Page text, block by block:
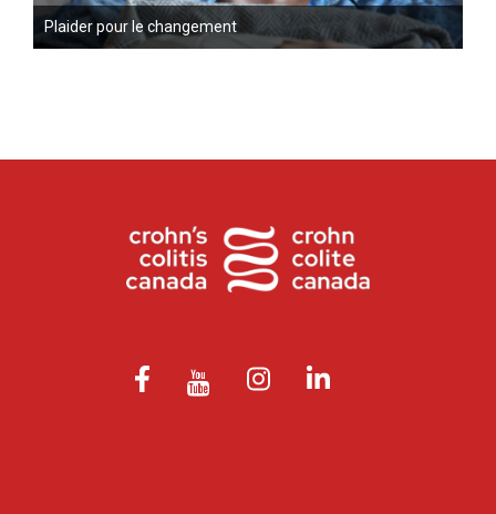
Plaider pour le changement